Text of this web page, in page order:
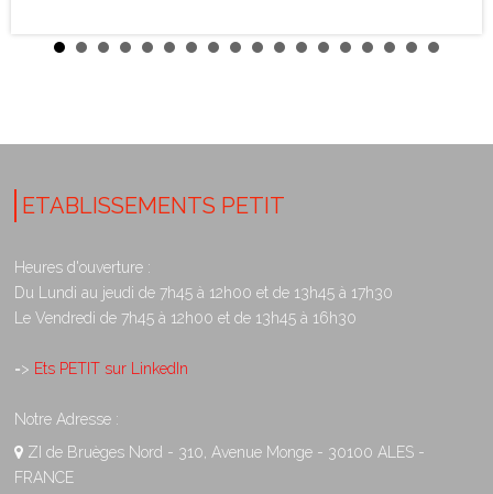
ETABLISSEMENTS PETIT
Heures d'ouverture :
Du Lundi au jeudi de 7h45 à 12h00 et de 13h45 à 17h30
Le Vendredi de 7h45 à 12h00 et de 13h45 à 16h30
=> Ets PETIT sur LinkedIn
Notre Adresse :
ZI de Bruèges Nord - 310, Avenue Monge - 30100 ALES -
FRANCE